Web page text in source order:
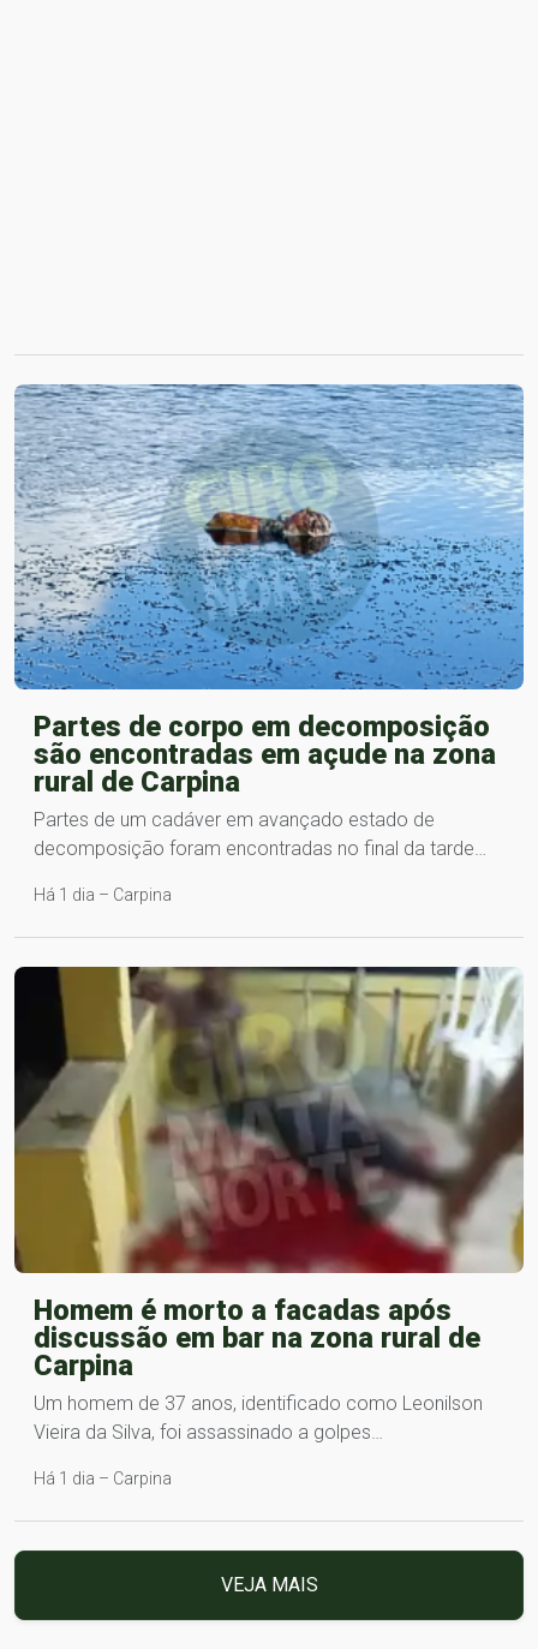
Partes de corpo em decomposição
são encontradas em açude na zona
rural de Carpina
Partes de um cadáver em avançado estado de
decomposição foram encontradas no final da tarde…
Há 1 dia – Carpina
Homem é morto a facadas após
discussão em bar na zona rural de
Carpina
Um homem de 37 anos, identificado como Leonilson
Vieira da Silva, foi assassinado a golpes…
Há 1 dia – Carpina
VEJA MAIS